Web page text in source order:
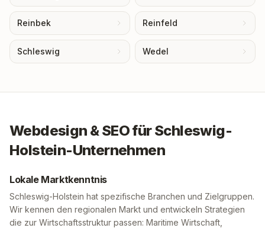
Reinbek Reinfeld
Schleswig Wedel
Webdesign & SEO fürSchleswig-
Holstein-Unternehmen
Lokale Marktkenntnis
Schleswig-Holstein hat spezifische Branchen und Zielgruppen.
Wir kennen den regionalen Markt und entwickeln Strategien
die zur Wirtschaftsstruktur passen: Maritime Wirtschaft,